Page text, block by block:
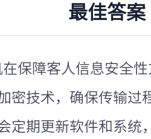
最佳答案
保障客人信息安全
密技术，确保传输过
定期更新软件和系统